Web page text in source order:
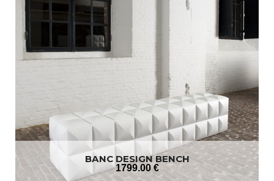
BANC DESIGN BENCH
1799.00 €